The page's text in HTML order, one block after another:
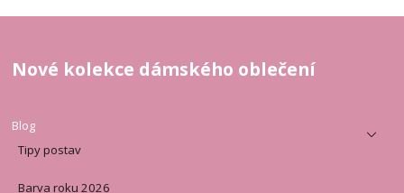
Nové kolekce dámského oblečení
Blog
Tipy postav
Barva roku 2026